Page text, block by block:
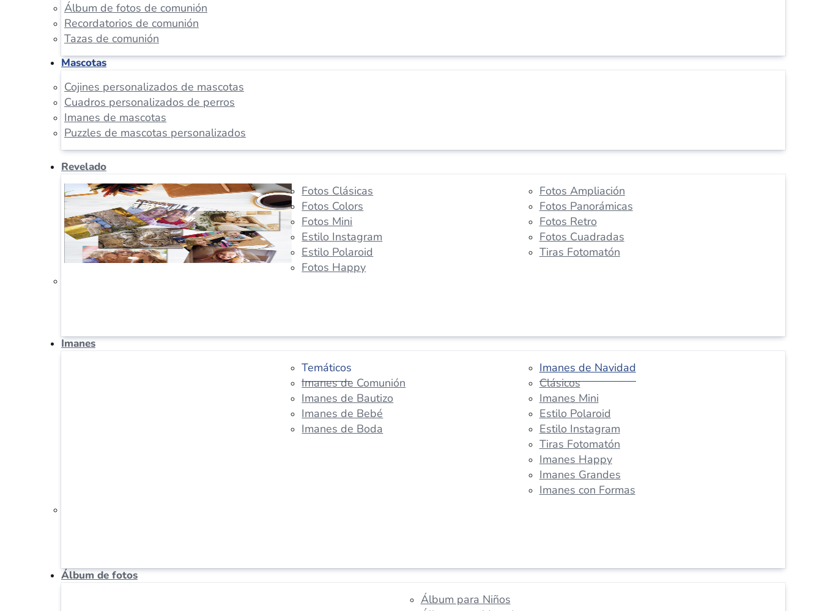
Álbum de fotos de comunión
Recordatorios de comunión
Tazas de comunión
Mascotas
Cojines personalizados de mascotas
Cuadros personalizados de perros
Imanes de mascotas
Puzzles de mascotas personalizados
Revelado
Fotos Clásicas
Fotos Colors
Fotos Mini
Estilo Instagram
Estilo Polaroid
Fotos Happy
Fotos Ampliación
Fotos Panorámicas
Fotos Retro
Fotos Cuadradas
Tiras Fotomatón
Imanes
Temáticos
Imanes de Comunión
Imanes de Bautizo
Imanes de Bebé
Imanes de Boda
Imanes de Navidad
Clásicos
Imanes Mini
Estilo Polaroid
Estilo Instagram
Tiras Fotomatón
Imanes Happy
Imanes Grandes
Imanes con Formas
Álbum de fotos
Álbum para Niños